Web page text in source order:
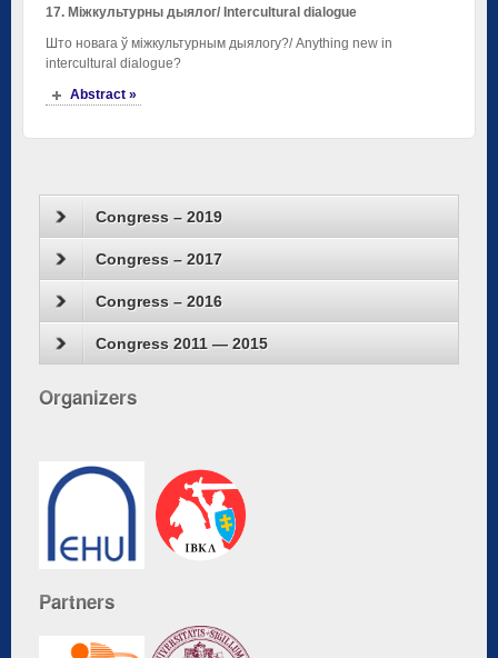
Congress – 2019
Congress – 2017
Congress – 2016
Congress 2011 — 2015
Organizers
Partners
17. Міжкультурны дыялог/ Intercultural dialogue
Што новага ў міжкультурным дыялогу?/ Anything new in
intercultural dialogue?
Abstract »